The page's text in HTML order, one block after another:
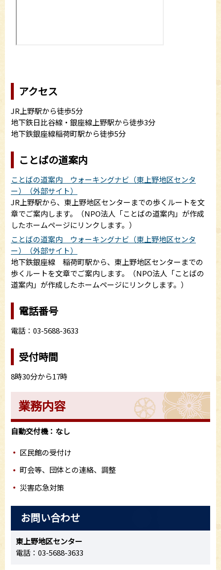
アクセス
JR上野駅から徒歩5分
地下鉄日比谷線・銀座線上野駅から徒歩3分
地下鉄銀座線稲荷町駅から徒歩5分
ことばの道案内
ことばの道案内 ウォーキングナビ（東上野地区センタ
ー）（外部サイト）
JR上野駅から、東上野地区センターまでの歩くルートを文
章でご案内します。（NPO法人「ことばの道案内」が作成
したホームページにリンクします。）
ことばの道案内 ウォーキングナビ（東上野地区センタ
ー）（外部サイト）
地下鉄銀座線 稲荷町駅から、東上野地区センターまでの
歩くルートを文章でご案内します。（NPO法人「ことばの
道案内」が作成したホームページにリンクします。）
電話番号
電話：03-5688-3633
受付時間
8時30分から17時
業務内容
自動交付機：なし
区民館の受付け
町会等、団体との連絡、調整
災害応急対策
お問い合わせ
東上野地区センター
電話：03-5688-3633